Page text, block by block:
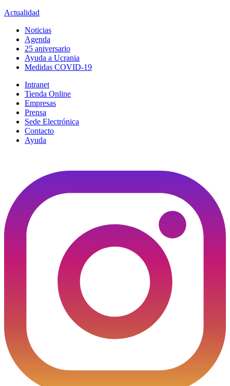
Actualidad
Noticias
Agenda
25 aniversario
Ayuda a Ucrania
Medidas COVID-19
Intranet
Tienda Online
Empresas
Prensa
Sede Electrónica
Contacto
Ayuda